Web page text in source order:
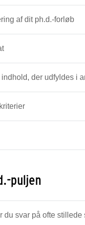
af dit ph.d.-forløb
der udfyldes i
puljen
du svar på ofte